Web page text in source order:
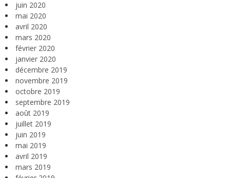
juin 2020
mai 2020
avril 2020
mars 2020
février 2020
janvier 2020
décembre 2019
novembre 2019
octobre 2019
septembre 2019
août 2019
juillet 2019
juin 2019
mai 2019
avril 2019
mars 2019